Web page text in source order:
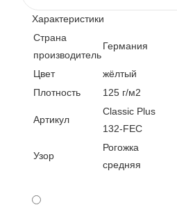
Характеристики
Страна
производитель
Германия
Цвет
жёлтый
Плотность
125 г/м2
Артикул
Classic Plus
132-FEC
Узор
Рогожка
средняя